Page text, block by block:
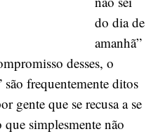
do dia de
amanhã”
desses, o
são frequentemente ditos
gente que se recusa a se
simplesmente não